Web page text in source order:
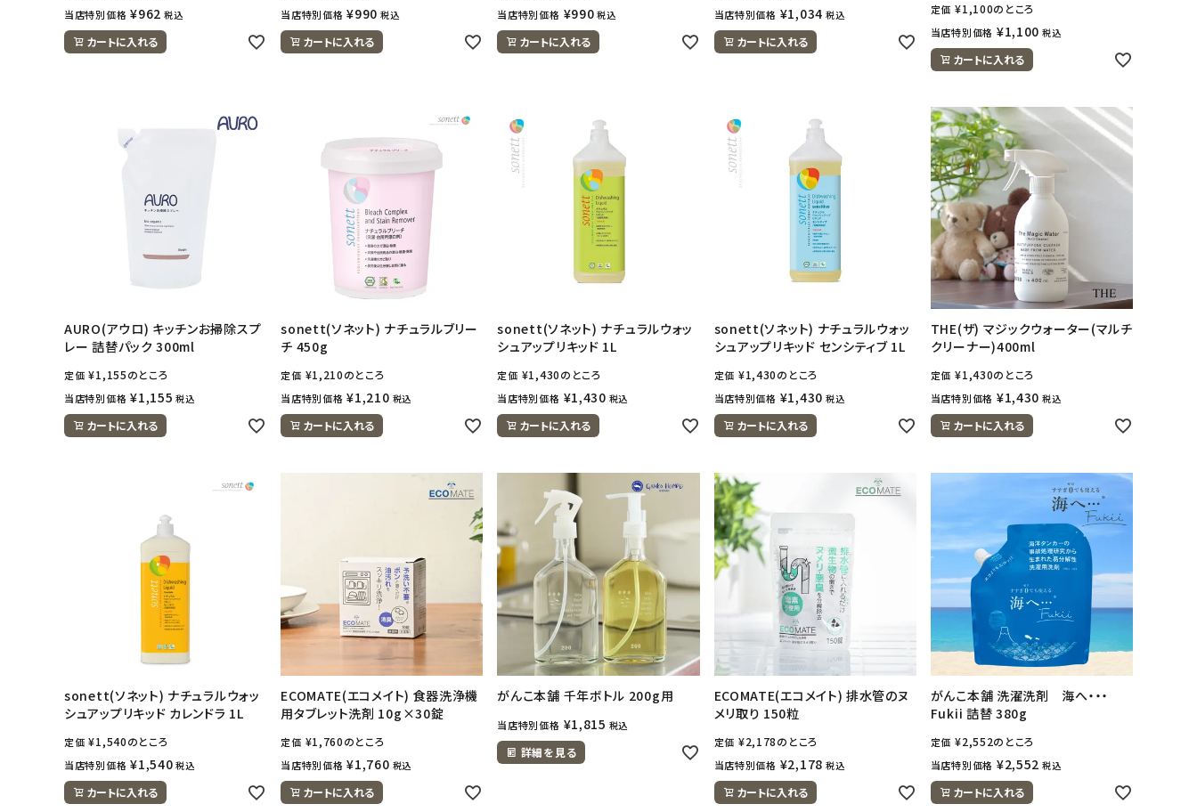
当店特別価格 ¥962 税込
カートに入れる
当店特別価格 ¥990 税込
カートに入れる
当店特別価格 ¥990 税込
カートに入れる
当店特別価格 ¥1,034 税込
カートに入れる
定価 ¥1,100のところ
当店特別価格 ¥1,100 税込
カートに入れる
AURO(アウロ) キッチンお掃除スプ
レー 詰替パック 300ml
定価 ¥1,155のところ
当店特別価格 ¥1,155 税込
カートに入れる
sonett(ソネット) ナチュラルブリー
チ 450g
定価 ¥1,210のところ
当店特別価格 ¥1,210 税込
カートに入れる
sonett(ソネット) ナチュラルウォッ
シュアップリキッド 1L
定価 ¥1,430のところ
当店特別価格 ¥1,430 税込
カートに入れる
sonett(ソネット) ナチュラルウォッ
シュアップリキッド センシティブ 1L
定価 ¥1,430のところ
当店特別価格 ¥1,430 税込
カートに入れる
THE(ザ) マジックウォーター(マルチ
クリーナー)400ml
定価 ¥1,430のところ
当店特別価格 ¥1,430 税込
カートに入れる
sonett(ソネット) ナチュラルウォッ
シュアップリキッド カレンドラ 1L
定価 ¥1,540のところ
当店特別価格 ¥1,540 税込
カートに入れる
ECOMATE(エコメイト) 食器洗浄機
用タブレット洗剤 10g×30錠
定価 ¥1,760のところ
当店特別価格 ¥1,760 税込
カートに入れる
がんこ本舗 千年ボトル 200g用
当店特別価格 ¥1,815 税込
詳細を見る
ECOMATE(エコメイト) 排水管のヌ
メリ取り 150粒
定価 ¥2,178のところ
当店特別価格 ¥2,178 税込
カートに入れる
がんこ本舗 洗濯洗剤 海へ・・・
Fukii 詰替 380g
定価 ¥2,552のところ
当店特別価格 ¥2,552 税込
カートに入れる